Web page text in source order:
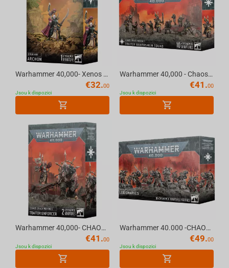
Warhammer 40,000- Xenos - Drukhari - ARCHON
€32.00
Jsou k dispozici
Warhammer 40,000 - Chaos - Chaos Space Marines TRAITOR GUARDSMEN SQUAD
€41.00
Jsou k dispozici
Warhammer 40,000- CHAOS SPACE MARINES: TRAITOR ENFORCER
€41.00
Jsou k dispozici
Warhammer 40.000 -CHAOS SPACE MARINES: LEGIONARIES
€49.00
Jsou k dispozici